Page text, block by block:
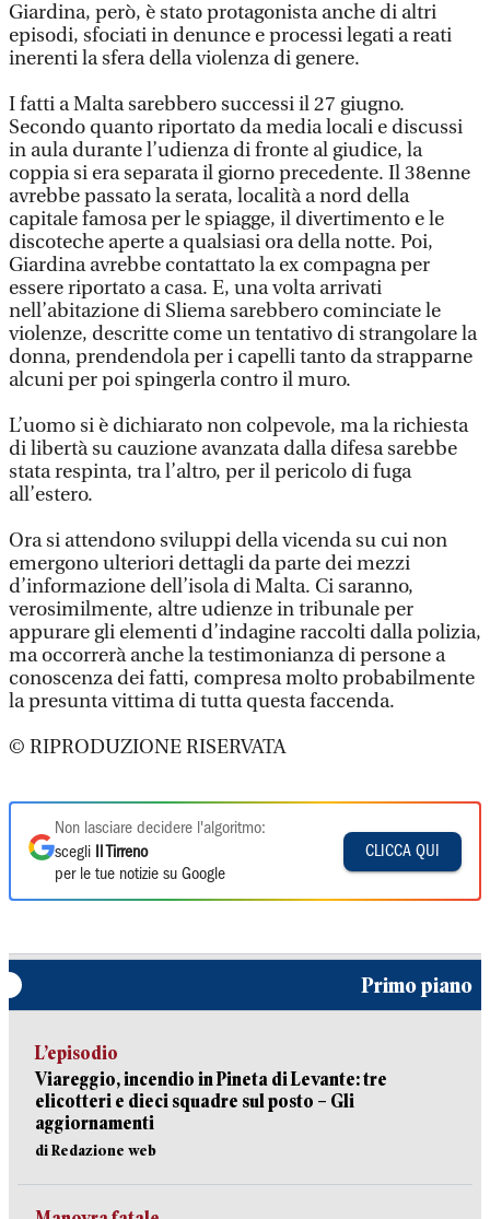
Giardina, però, è stato protagonista anche di altri
episodi, sfociati in denunce e processi legati a reati
inerenti la sfera della violenza di genere.
I fatti a Malta sarebbero successi il 27 giugno.
Secondo quanto riportato da media locali e discussi
in aula durante l’udienza di fronte al giudice, la
coppia si era separata il giorno precedente. Il 38enne
avrebbe passato la serata, località a nord della
capitale famosa per le spiagge, il divertimento e le
discoteche aperte a qualsiasi ora della notte. Poi,
Giardina avrebbe contattato la ex compagna per
essere riportato a casa. E, una volta arrivati
nell’abitazione di Sliema sarebbero cominciate le
violenze, descritte come un tentativo di strangolare la
donna, prendendola per i capelli tanto da strapparne
alcuni per poi spingerla contro il muro.
L’uomo si è dichiarato non colpevole, ma la richiesta
di libertà su cauzione avanzata dalla difesa sarebbe
stata respinta, tra l’altro, per il pericolo di fuga
all’estero.
Ora si attendono sviluppi della vicenda su cui non
emergono ulteriori dettagli da parte dei mezzi
d’informazione dell’isola di Malta. Ci saranno,
verosimilmente, altre udienze in tribunale per
appurare gli elementi d’indagine raccolti dalla polizia,
ma occorrerà anche la testimonianza di persone a
conoscenza dei fatti, compresa molto probabilmente
la presunta vittima di tutta questa faccenda.
© RIPRODUZIONE RISERVATA
Non lasciare decidere l'algoritmo:
scegli
Il Tirreno
per le tue notizie su Google
CLICCA QUI
Primo piano
L’episodio
Viareggio, incendio in Pineta di Levante: tre
elicotteri e dieci squadre sul posto – Gli
aggiornamenti
di Redazione web